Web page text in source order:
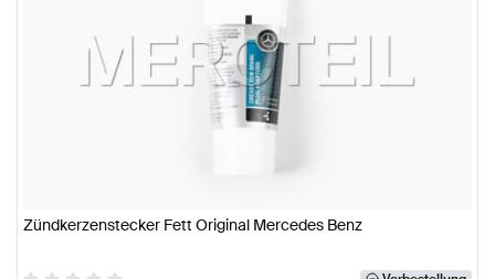
Zündkerzenstecker Fett Original Mercedes Benz